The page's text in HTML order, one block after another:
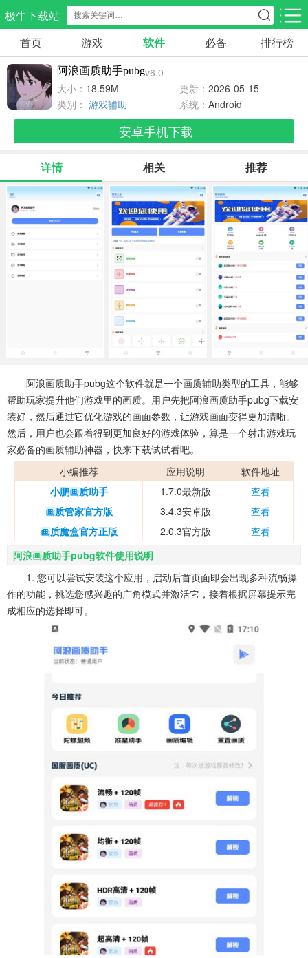
极牛下载站
应用分类 游戏分类
生活服务
297款应用
教育学习
178款应用
气象交通
84款应用
游戏辅助
478款应用
摄影美化
215款应用
社交聊天
183款应用
电子图书
439款应用
移动办公
184款应用
金融理财
54款应用
602款应用
ai工具
96款应用
首页 游戏 软件 必备 排行榜
阿浪画质助手pubgv6.0
大小： 18.59M 更新： 2026-05-15
类别： 游戏辅助 系统： Android
安卓手机下载
详情 相关 推荐
阿浪画质助手pubg这个软件就是一个画质辅助类型的工具，能够
帮助玩家提升他们游戏里的画质。用户先把阿浪画质助手pubg下载安
装好，然后通过它优化游戏的画面参数，让游戏画面变得更加清晰。
然后，用户也会跟着得到更加良好的游戏体验，算是一个射击游戏玩
家必备的画质辅助神器，快来下载试试看吧。
小编推荐
应用说明
软件地址
小鹏画质助手
1.7.0最新版
查看
画质管家官方版
3.4.3安卓版
查看
画质魔盒官方正版
2.0.3官方版
查看
阿浪画质助手pubg软件使用说明
1. 您可以尝试安装这个应用，启动后首页面即会出现多种流畅操
作的功能，挑选您感兴趣的广角模式并激活它，接着根据屏幕提示完
成相应的选择即可。